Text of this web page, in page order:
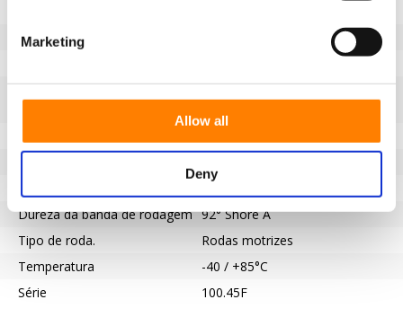
Marketing
Allow all
Deny
Diâmetro da roda (mm)
Tipo de rolamento
Ranhura de chaveta de acordo
Dureza da banda de rodagem 92° Shore A
Tipo de roda.
Rodas motrizes
Temperatura
-40 / +85°C
Série
100.45F